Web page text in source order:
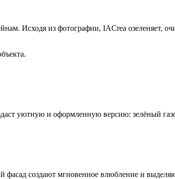
Исходя из фотографии, IACrea озеленяет,
уютную и оформленную версию: зелёный
создают мгновенное влюбление и